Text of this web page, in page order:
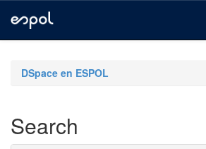
navigationDSpace en ESPOL
Search